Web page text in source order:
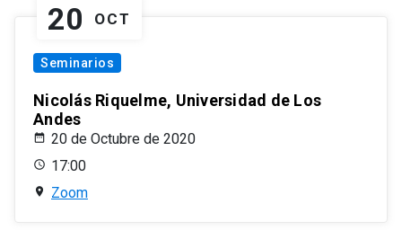
20 OCT
Seminarios
Nicolás Riquelme, Universidad de Los
Andes
20 de Octubre de 2020
17:00
Zoom